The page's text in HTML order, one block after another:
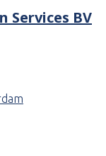
Services BV